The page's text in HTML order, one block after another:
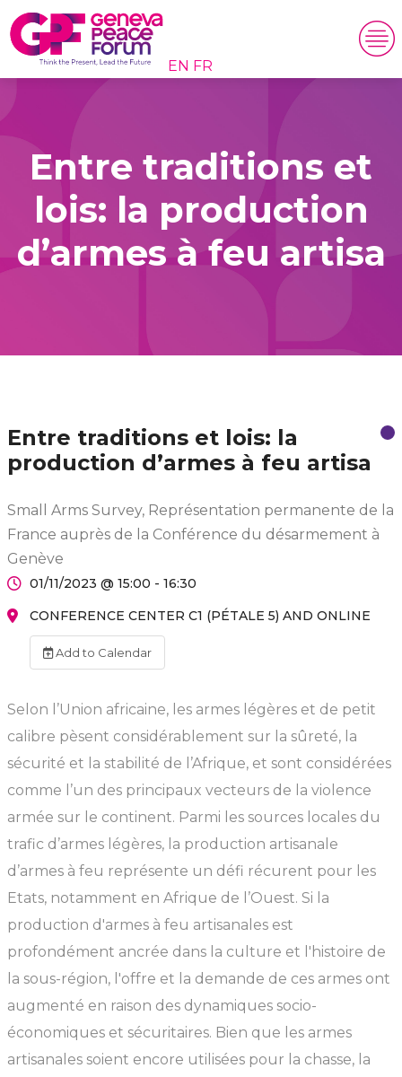
EN FR
Entre traditions et
lois: la production
d’armes à feu artisa
Entre traditions et lois: la
production d’armes à feu artisa
Small Arms Survey, Représentation permanente de la
France auprès de la Conférence du désarmement à
Genève
01/11/2023 @ 15:00 - 16:30
CONFERENCE CENTER C1 (PÉTALE 5) AND ONLINE
Add to Calendar
Selon l’Union africaine, les armes légères et de petit
calibre pèsent considérablement sur la sûreté, la
sécurité et la stabilité de l’Afrique, et sont considérées
comme l’un des principaux vecteurs de la violence
armée sur le continent. Parmi les sources locales du
trafic d’armes légères, la production artisanale
d’armes à feu représente un défi récurent pour les
Etats, notamment en Afrique de l’Ouest. Si la
production d'armes à feu artisanales est
profondément ancrée dans la culture et l'histoire de
la sous-région, l'offre et la demande de ces armes ont
augmenté en raison des dynamiques socio-
économiques et sécuritaires. Bien que les armes
artisanales soient encore utilisées pour la chasse, la